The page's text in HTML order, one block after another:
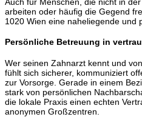
arbeiten oder häufig die Gegend
1020 Wien eine naheliegende und
Persönliche Betreuung in
Wer seinen Zahnarzt kennt und
fühlt sich sicherer, kommuniziert
zur Vorsorge. Gerade in einem
stark von persönlichen
die lokale Praxis einen echten
anonymen Großzentren.